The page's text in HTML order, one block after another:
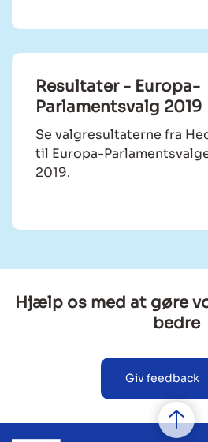
Resultater - Europa-
Parlamentsvalg 2019
Se valgresultaterne fra
til Europa-
2019.
Hjælp os med at gøre
bedre
Giv feedback